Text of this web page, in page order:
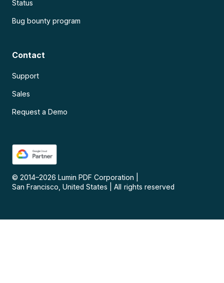
Status
Bug bounty program
Contact
Support
Sales
Request a Demo
© 2014–2026 Lumin PDF Corporation
San Francisco, United States
All rights reserved